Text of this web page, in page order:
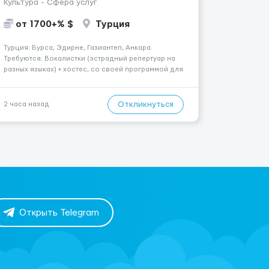
Культура - Сфера услуг
от 1700+% $ Турция
Турция: Бурса, Эдирне, Газиантеп, Анкара.
Требуются: Вокалистки (эстрадный репертуар на
разных языках) + хостеc, со своей программой для
трех месяцев. Мед. страховка. Высокая зарплат...
2 часа назад Откликнуться
Открыть Telegram